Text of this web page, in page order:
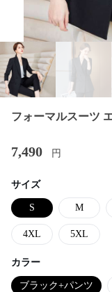
フォーマルスーツ
7,490 円
サイズ
S M
4XL 5XL
カラー
ブラック+パンツ